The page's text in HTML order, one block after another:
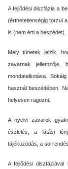
A fejlődési diszfázia a
(érthetetlenségig torzul
is (nem érti a beszédet).
Mely tünetek jelzik,
zavarnak
mondatalkotása.
használ beszédében.
helyesen ragozni.
A nyelvi zavarok
észlelés, a látási
tájékozódás, a
A fejlődési diszfáziával